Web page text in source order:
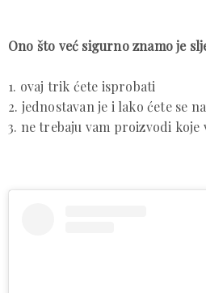
Ono što već sigurno znamo je
1. ovaj trik ćete isprobati
2. jednostavan je i lako ćete se
3. ne trebaju vam proizvodi koje